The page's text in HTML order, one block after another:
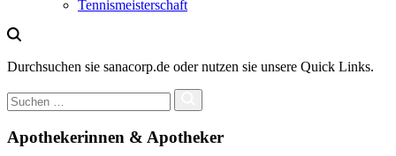
Tennismeisterschaft
Durchsuchen sie sanacorp.de oder nutzen sie unsere Quick Links.
Apothekerinnen & Apotheker